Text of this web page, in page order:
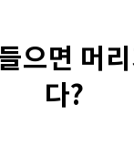
으면 머
다?